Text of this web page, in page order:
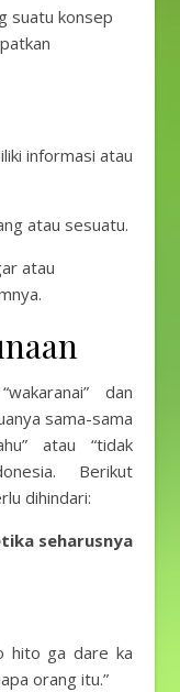
suatu konsep
informasi atau
atau sesuatu.
atau
dan
sama-sama
atau “tidak
Berikut
dihindari:
seharusnya
hito ga dare ka
orang itu.”